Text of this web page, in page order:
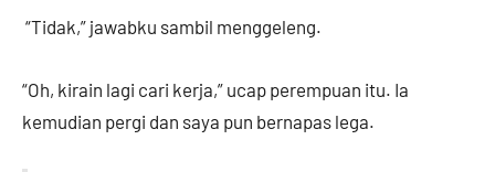
“Tidak,” jawabku sambil menggeleng.
“Oh, kirain lagi cari kerja,” ucap perempuan itu. Ia
kemudian pergi dan saya pun bernapas lega.